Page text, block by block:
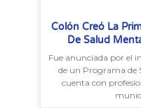
Colón Creó La
De Salud
Fue anunciada por el
de un Programa de
cuenta con